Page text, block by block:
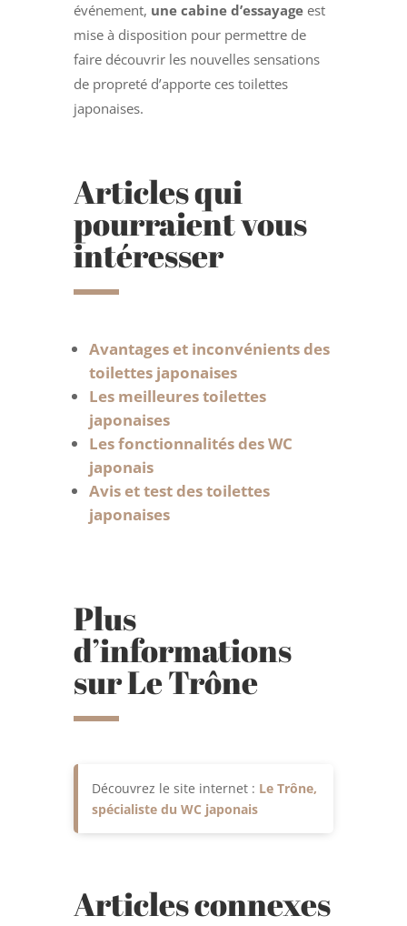
événement, une cabine d’essayageest
mise à disposition pour permettre de
faire découvrir les nouvelles sensations
de propreté d’apporte ces toilettes
japonaises.
Articles qui
pourraient vous
intéresser
Avantages et inconvénients des
toilettes japonaises
Les meilleures toilettes
japonaises
Les fonctionnalités des WC
japonais
Avis et test des toilettes
japonaises
Plus
d’informations
sur Le Trône
Découvrez le site internet : Le Trône,
spécialiste du WC japonais
Articles connexes